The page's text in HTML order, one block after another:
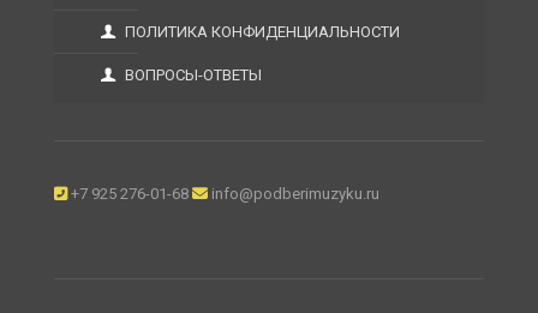
ПОЛИТИКА КОНФИДЕНЦИАЛЬНОСТИ
ВОПРОСЫ-ОТВЕТЫ
+7 925 276-01-68 info@podberimuzyku.ru